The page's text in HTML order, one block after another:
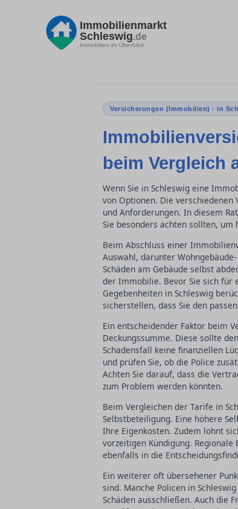
Immobilienmarkt
Schleswig.de
Immobilien im Überblick
Versicherungen (Immobilien) · in
beim Vergleich
Wenn Sie in Schleswig eine
von Optionen. Die
und Anforderungen. In diesem
Sie besonders achten sollten, um
Beim Abschluss einer
Auswahl, darunter
Schäden am Gebäude selbst
der Immobilie. Bevor Sie sich für
Gegebenheiten in Schleswig
sicherstellen, dass Sie den
Ein entscheidender Faktor beim
Deckungssumme. Diese sollte
Schadensfall keine finanziellen
und prüfen Sie, ob die Police
Achten Sie darauf, dass die
zum Problem werden könnten.
Beim Vergleichen der Tarife in
Selbstbeteiligung. Eine höhere
Ihre Eigenkosten. Zudem lohnt
vorzeitigen Kündigung.
ebenfalls in die
Ein weiterer oft übersehener
sind. Manche Policen in
Schäden ausschließen. Auch die